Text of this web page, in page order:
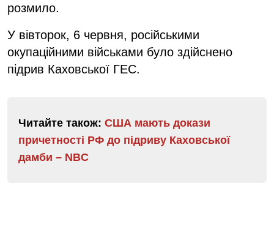
розмило.
У вівторок, 6 червня, російськими
окупаційними військами було здійснено
підрив Каховської ГЕС.
Читайте також: США мають докази
причетності РФ до підриву Каховської
дамби – NBC